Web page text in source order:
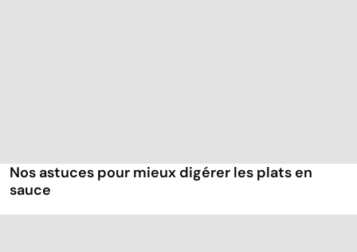
Nos astuces pour mieux digérer les plats en
sauce